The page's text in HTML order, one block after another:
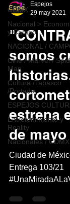
CDMX
Nacional >
y Campo
NACIONAL /
Cine / Marvel /
Man
Cultura /Tabasco
/Portada
ESPEJOS
Entretenimiento y
Reality
Nacionales / CDMX
Espejos
29 may 2021
somos
estrena
de mayo
Ciudad de
Entrega 103/21